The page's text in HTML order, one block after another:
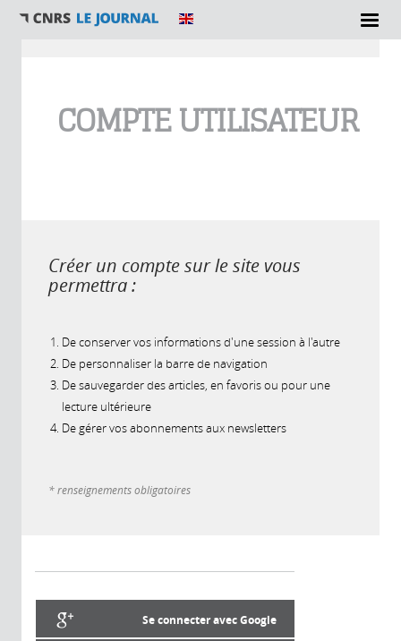
COMPTE UTILISATEUR
Créer un compte sur le site vous
permettra :
De conserver vos informations d'une session à l'autre
De personnaliser la barre de navigation
De sauvegarder des articles, en favoris ou pour une
lecture ultérieure
De gérer vos abonnements aux newsletters
* renseignements obligatoires
Se connecter avec Google